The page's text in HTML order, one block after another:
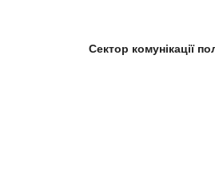
Сектор комунікації